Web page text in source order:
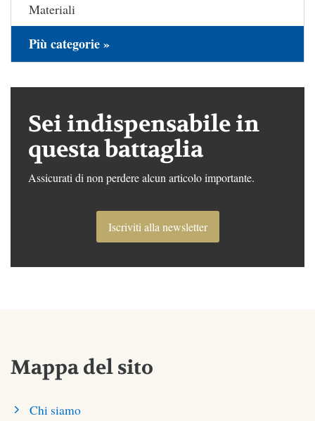
Materiali
Più categorie »
Sei indispensabile in
questa battaglia
Assicurati di non perdere alcun articolo importante.
Iscriviti alla newsletter
Mappa del sito
Chi siamo